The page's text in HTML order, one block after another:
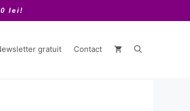
lei!
gratuit Contact